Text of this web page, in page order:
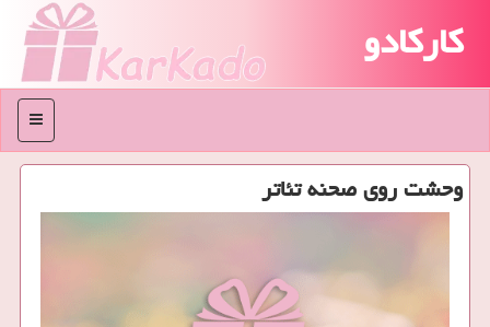
کارکادو
منو
وحشت روی صحنه تئاتر